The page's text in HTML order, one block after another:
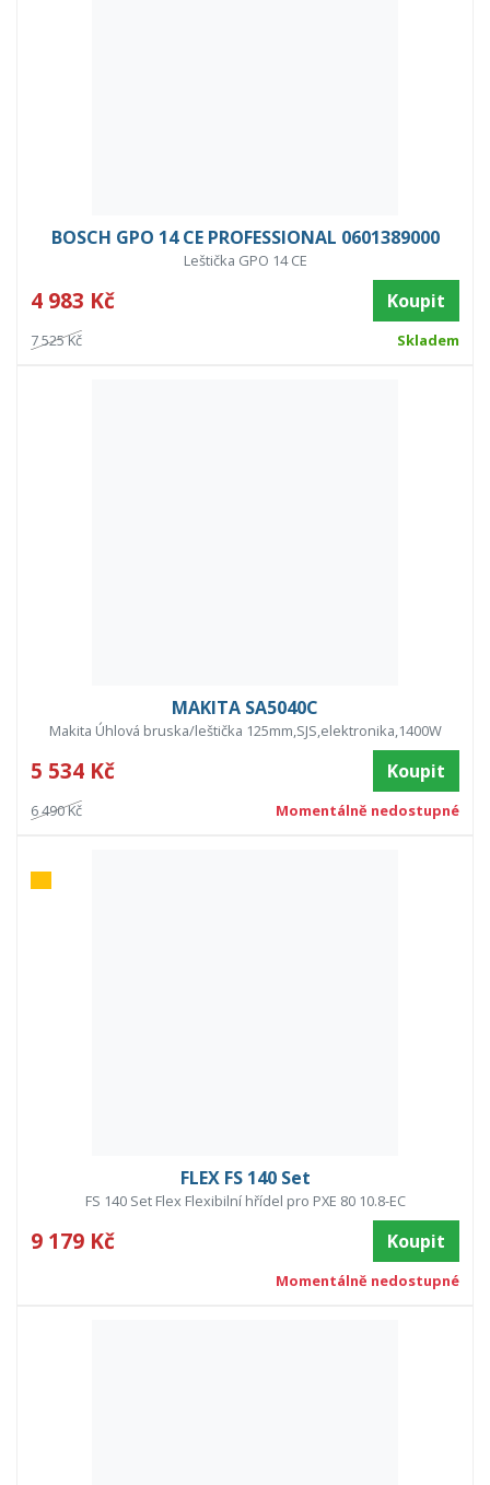
BOSCH GPO 14 CE PROFESSIONAL 0601389000
Leštička GPO 14 CE
4 983 Kč Koupit
7 525 Kč Skladem
MAKITA SA5040C
Makita Úhlová bruska/leštička 125mm,SJS,elektronika,1400W
5 534 Kč Koupit
6 490 Kč Momentálně nedostupné
FLEX FS 140 Set
FS 140 Set Flex Flexibilní hřídel pro PXE 80 10.8-EC
9 179 Kč Koupit
Momentálně nedostupné